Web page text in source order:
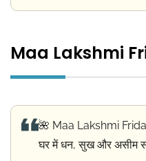
Maa Lakshmi
🌺 Maa Lakshmi
घर में धन, सुख और असीम